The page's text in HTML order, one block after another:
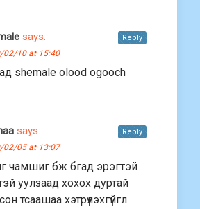
says:
02/10 at 15:40
shemale olood ogooch
Reply
says:
02/05 at 13:07
чамшиг бж бгад эрэгтэй
уулзаад хохох дуртай
тсаашаа хэтрүүлэхгүйгл
Reply